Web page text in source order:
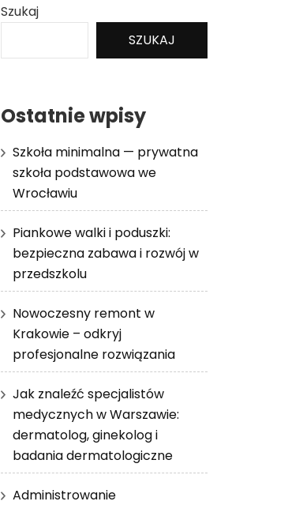
Szukaj
SZUKAJ
Ostatnie wpisy
Szkoła minimalna — prywatna
szkoła podstawowa we
Wrocławiu
Piankowe walki i poduszki:
bezpieczna zabawa i rozwój w
przedszkolu
Nowoczesny remont w
Krakowie – odkryj
profesjonalne rozwiązania
Jak znaleźć specjalistów
medycznych w Warszawie:
dermatolog, ginekolog i
badania dermatologiczne
Administrowanie